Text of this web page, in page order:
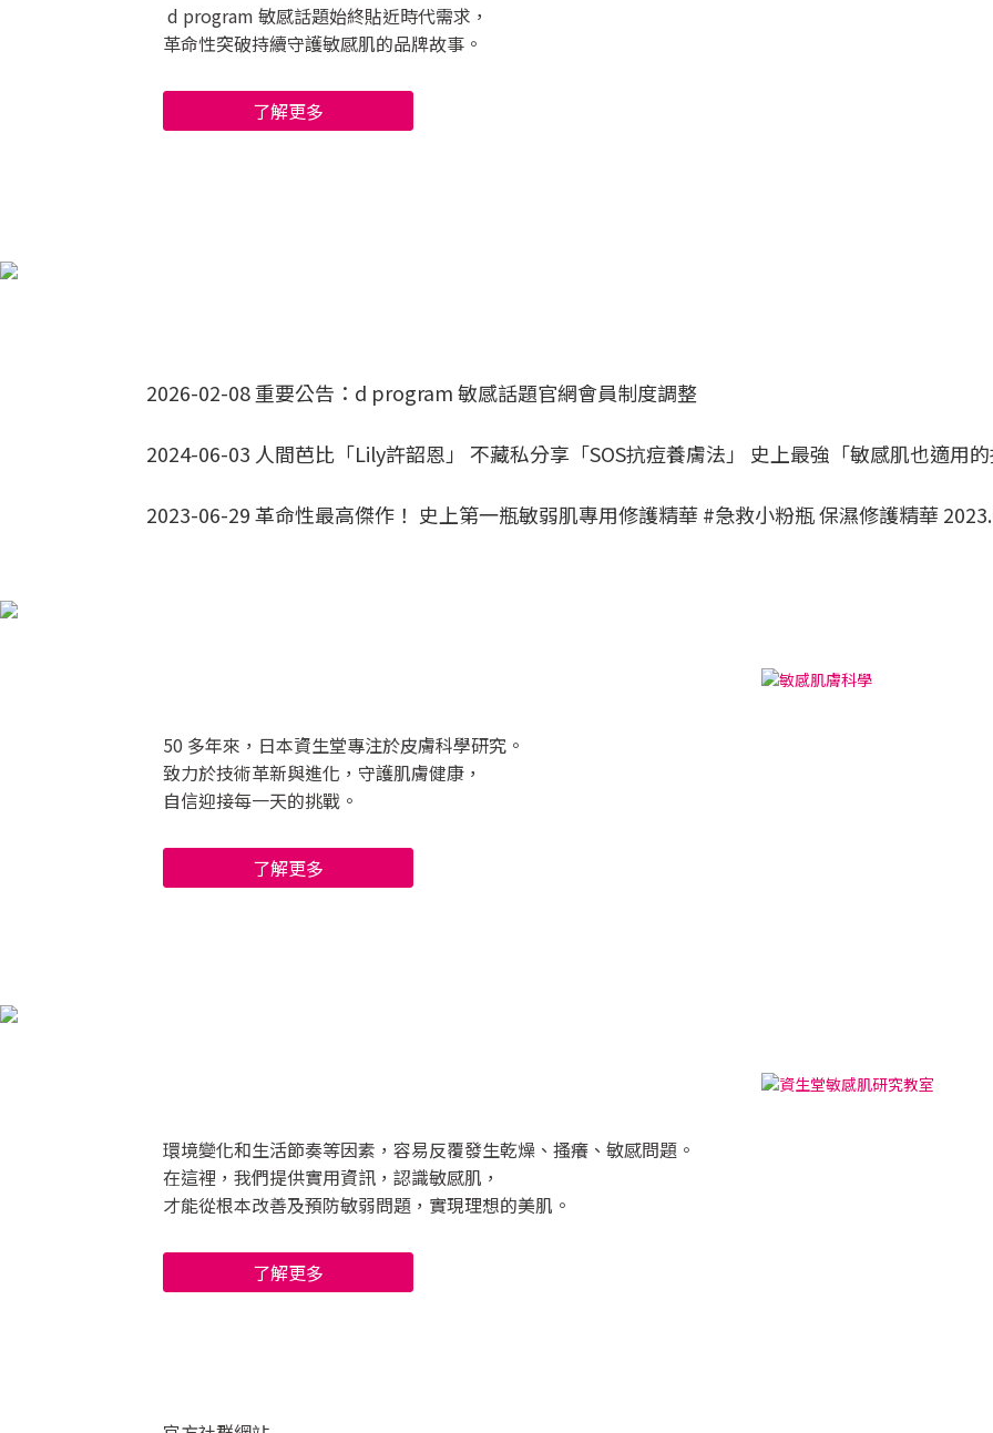
d program 敏感話題始終貼近時代需求，
革命性突破持續守護敏感肌的品牌故事。
了解更多
2026-02-08 重要公告：d program 敏感話題官網會員制度調整
2024-06-03 人間芭比「Lily許韶恩」 不藏私分享「SOS抗痘養膚法」 史上最強「敏感肌也適用的
2023-06-29 革命性最高傑作！ 史上第一瓶敏弱肌專用修護精華 #急救小粉瓶 保濕修護精華
50 多年來，日本資生堂專注於皮膚科學研究。
致力於技術革新與進化，守護肌膚健康，
自信迎接每一天的挑戰。
了解更多
環境變化和生活節奏等因素，容易反覆發生乾燥、搔癢、敏感問題。
在這裡，我們提供實用資訊，認識敏感肌，
才能從根本改善及預防敏弱問題，實現理想的美肌。
了解更多